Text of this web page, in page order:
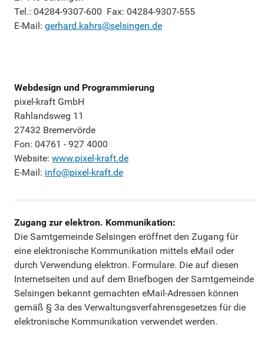
Tel.: 04284-9307-600 Fax: 04284-9307-555
E-Mail: gerhard.kahrs@selsingen.de
Webdesign und Programmierung
pixel-kraft GmbH
Rahlandsweg 11
27432 Bremervörde
Fon: 04761 - 927 4000
Website: www.pixel-kraft.de
E-Mail: info@pixel-kraft.de
Zugang zur elektron. Kommunikation:
Die Samtgemeinde Selsingen eröffnet den Zugang für
eine elektronische Kommunikation mittels eMail oder
durch Verwendung elektron. Formulare. Die auf diesen
Internetseiten und auf dem Briefbogen der Samtgemeinde
Selsingen bekannt gemachten eMail-Adressen können
gemäß § 3a des Verwaltungsverfahrensgesetzes für die
elektronische Kommunikation verwendet werden.